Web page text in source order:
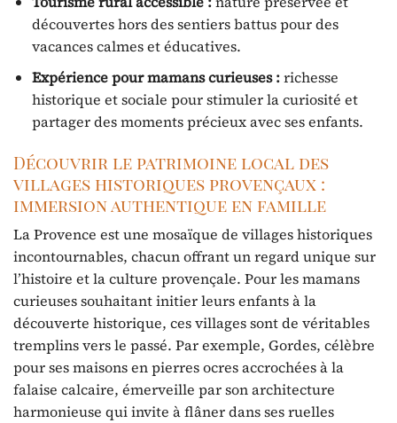
découvertes hors des sentiers battus pour des
vacances calmes et éducatives.
Expérience pour mamans curieuses :richesse
historique et sociale pour stimuler la curiosité et
partager des moments précieux avec ses enfants.
Découvrir le patrimoine local des
villages historiques provençaux :
immersion authentique en famille
La Provence est une mosaïque de villages historiques
incontournables, chacun offrant un regard unique sur
l’histoire et la culture provençale. Pour les mamans
curieuses souhaitant initier leurs enfants à la
découverte historique, ces villages sont de véritables
tremplins vers le passé. Par exemple, Gordes, célèbre
pour ses maisons en pierres ocres accrochées à la
falaise calcaire, émerveille par son architecture
harmonieuse qui invite à flâner dans ses ruelles